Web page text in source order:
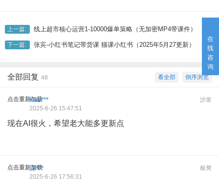
在
线
咨
询
上一篇: 线上超市核心运营1-10000爆单策略（无加密MP4带课件）
下一篇: 张宾-小红书笔记带货课 猫课小红书（2025年5月27更新）
倒序浏览
看全部
全部回复 48
点击重新加载 沙发
Kaz***
2025-6-26 15:47:51
现在AI很火，希望老大能多更新点
点击重新加载 板凳
深***
2025-6-26 17:56:31